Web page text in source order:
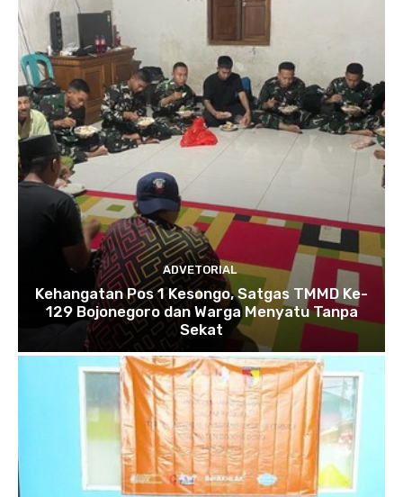
ADVETORIAL
Kehangatan Pos 1 Kesongo, Satgas TMMD Ke-
129 Bojonegoro dan Warga Menyatu Tanpa
Sekat